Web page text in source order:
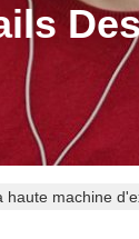
haute machine